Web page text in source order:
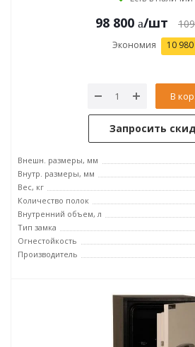
98 800 /шт
Экономия 10 980
В
Запросить
Внешн. размеры, мм
Внутр. размеры, мм
Вес, кг
Количество полок
Внутренний объем, л
Тип замка
Огнестойкость
Производитель